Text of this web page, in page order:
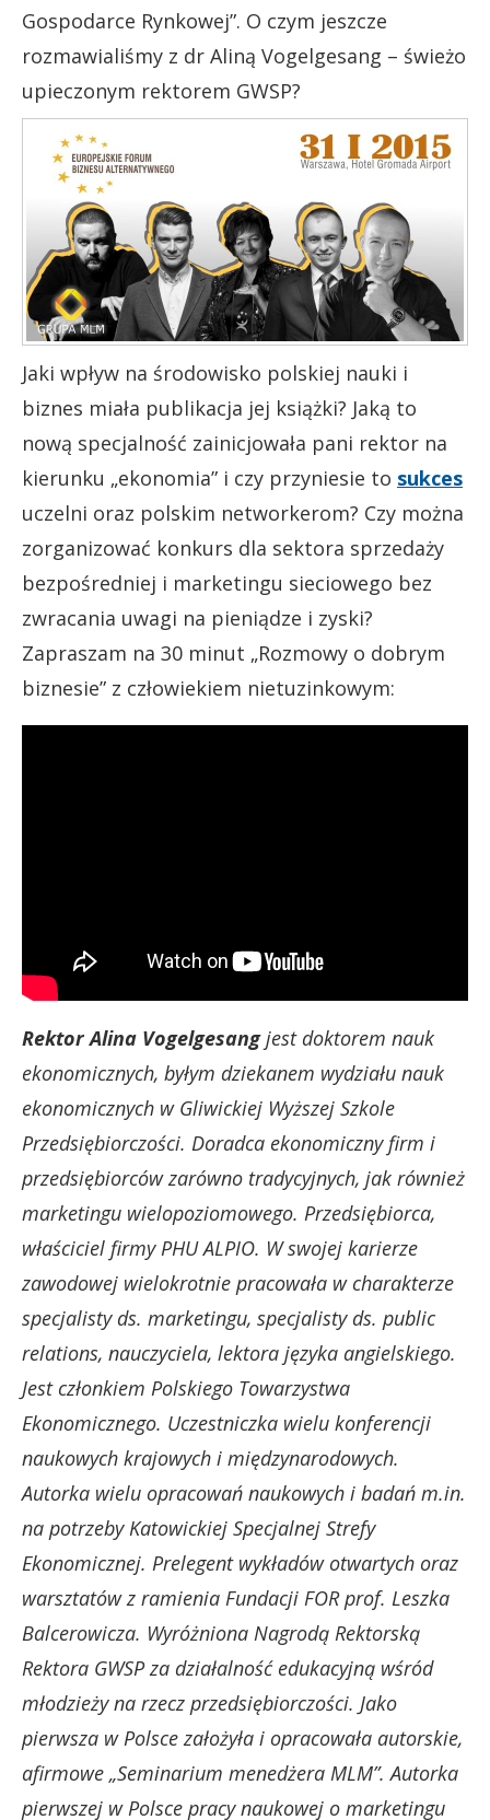
Gospodarce Rynkowej”. O czym jeszcze
rozmawialiśmy z dr Aliną Vogelgesang – świeżo
upieczonym rektorem GWSP?
Jaki wpływ na środowisko polskiej nauki i
biznes miała publikacja jej książki? Jaką to
nową specjalność zainicjowała pani rektor na
kierunku „ekonomia” i czy przyniesie to sukces
uczelni oraz polskim networkerom? Czy można
zorganizować konkurs dla sektora sprzedaży
bezpośredniej i marketingu sieciowego bez
zwracania uwagi na pieniądze i zyski?
Zapraszam na 30 minut „Rozmowy o dobrym
biznesie” z człowiekiem nietuzinkowym:
Rektor Alina Vogelgesangjest doktorem nauk
ekonomicznych, byłym dziekanem wydziału nauk
ekonomicznych w Gliwickiej Wyższej Szkole
Przedsiębiorczości. Doradca ekonomiczny firm i
przedsiębiorców zarówno tradycyjnych, jak również
marketingu wielopoziomowego. Przedsiębiorca,
właściciel firmy PHU ALPIO. W swojej karierze
zawodowej wielokrotnie pracowała w charakterze
specjalisty ds. marketingu, specjalisty ds. public
relations, nauczyciela, lektora języka angielskiego.
Jest członkiem Polskiego Towarzystwa
Ekonomicznego. Uczestniczka wielu konferencji
naukowych krajowych i międzynarodowych.
Autorka wielu opracowań naukowych i badań m.in.
na potrzeby Katowickiej Specjalnej Strefy
Ekonomicznej. Prelegent wykładów otwartych oraz
warsztatów z ramienia Fundacji FOR prof. Leszka
Balcerowicza. Wyróżniona Nagrodą Rektorską
Rektora GWSP za działalność edukacyjną wśród
młodzieży na rzecz przedsiębiorczości. Jako
pierwsza w Polsce założyła i opracowała autorskie,
afirmowe „Seminarium menedżera MLM”. Autorka
pierwszej w Polsce pracy naukowej o marketingu